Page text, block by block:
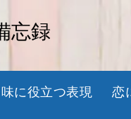
忘録
に役立つ表現 恋